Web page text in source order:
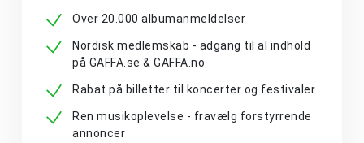
Over 20.000 albumanmeldelser
Nordisk medlemskab - adgang til al indhold
på GAFFA.se & GAFFA.no
Rabat på billetter til koncerter og festivaler
Ren musikoplevelse - fravælg forstyrrende
annoncer